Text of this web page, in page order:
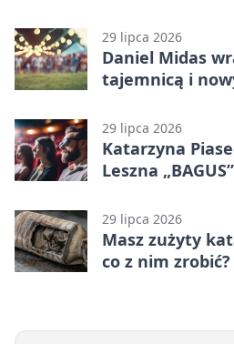
29 lipca 2026
Daniel Midas
tajemnicą i
29 lipca 2026
Katarzyna
Leszna
29 lipca 2026
Masz zużyty
co z nim zrobić?